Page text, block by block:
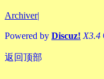
Archiver|
Powered by Discuz! X3.4
返回顶部